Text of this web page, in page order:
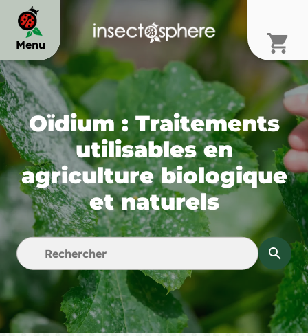
Menu
chevron_right
chevron_right
chevron_right
chevron_right
shopping_cart
Oïdium : Traitements
utilisables en
agriculture biologique
et naturels
search